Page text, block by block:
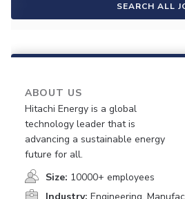
SEARCH ALL
ABOUT US
Hitachi Energy is a global
technology leader that is
advancing a sustainable energy
future for all.
Size: 10000+ employees